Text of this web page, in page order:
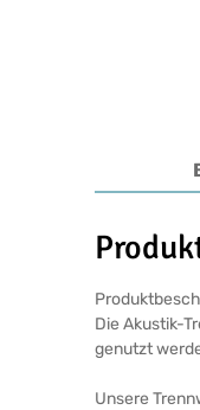
Die Akustik-
genutzt
Unsere